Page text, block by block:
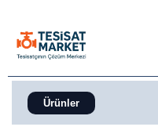
atla
Ürünler